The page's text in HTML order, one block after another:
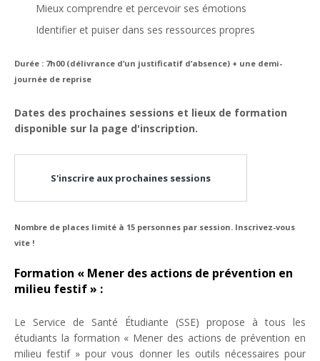
Mieux comprendre et percevoir ses émotions
Identifier et puiser dans ses ressources propres
Durée : 7h00 (délivrance d’un justificatif d’absence) + une demi-
journée de reprise
Dates des prochaines sessions et lieux de formation
disponible sur la page d'inscription.
S'inscrire aux prochaines sessions
Nombre de places limité à 15 personnes par session. Inscrivez-vous
vite !
Formation « Mener des actions de prévention en
milieu festif » :
Le Service de Santé Étudiante (SSE) propose à tous les
étudiants la formation « Mener des actions de prévention en
milieu festif » pour vous donner les outils nécessaires pour